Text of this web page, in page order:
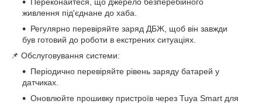
Переконайтеся, що джерело безперебійного
живлення під'єднане до хаба.
Регулярно перевіряйте заряд ДБЖ, щоб він завжди
був готовий до роботи в екстрених ситуаціях.
📌 Обслуговування системи:
Періодично перевіряйте рівень заряду батарей у
датчиках.
Оновлюйте прошивку пристроїв через Tuya Smart для